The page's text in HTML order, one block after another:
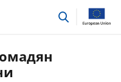
Перейти